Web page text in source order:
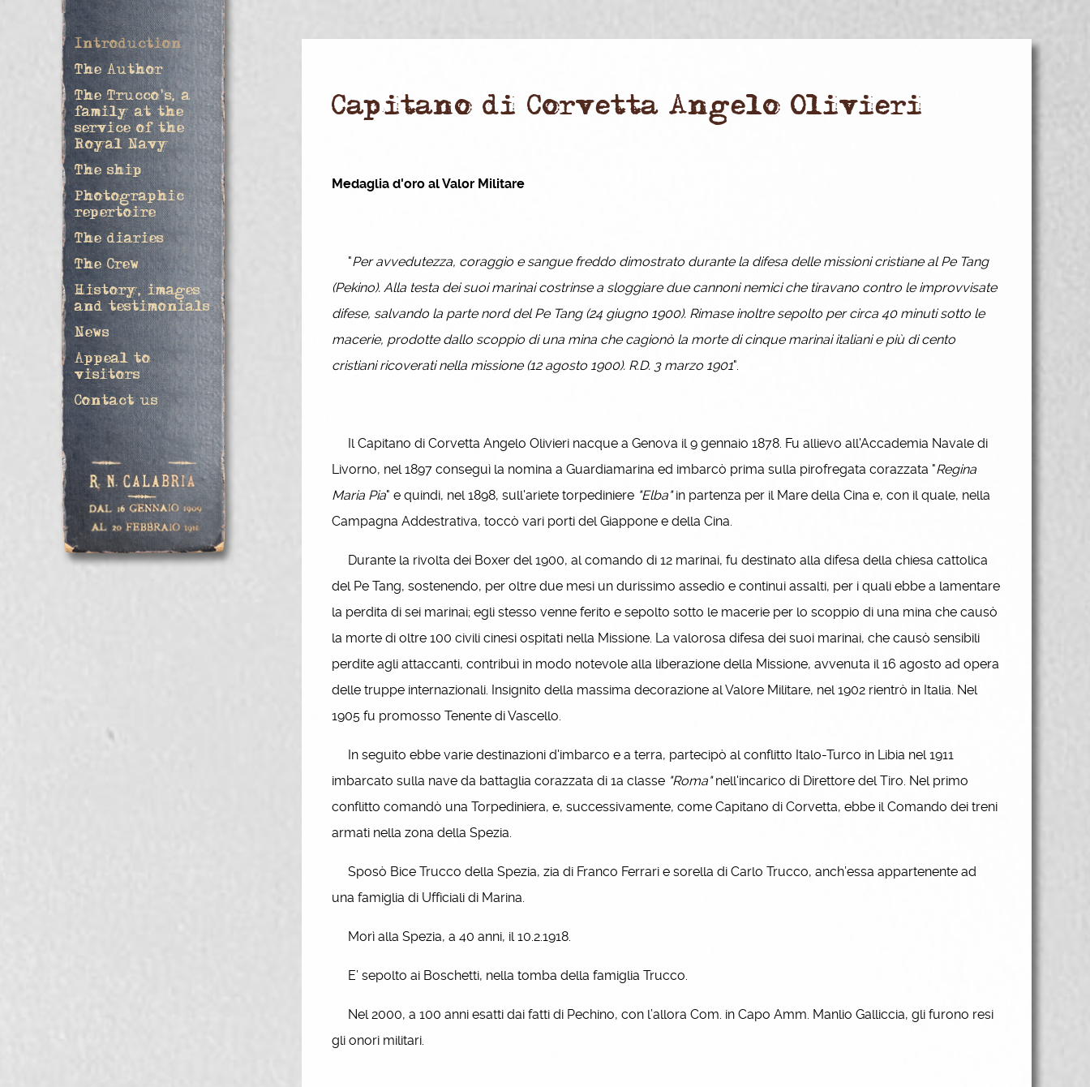
Introduction
The Author
The Trucco's, a
family at the
service of the
Royal Navy
The ship
Photographic
repertoire
The diaries
The Crew
History, images
and testimonials
News
Appeal to
visitors
Contact us
Capitano di Corvetta Angelo Olivieri
Medaglia d'oro al Valor Militare
"Per avvedutezza, coraggio e sangue freddo dimostrato durante la difesa delle missioni cristiane al Pe Tang
(Pekino). Alla testa dei suoi marinai costrinse a sloggiare due cannoni nemici che tiravano contro le improvvisate
difese, salvando la parte nord del Pe Tang (24 giugno 1900). Rimase inoltre sepolto per circa 40 minuti sotto le
macerie, prodotte dallo scoppio di una mina che cagionò la morte di cinque marinai italiani e più di cento
cristiani ricoverati nella missione (12 agosto 1900). R.D. 3 marzo 1901".
Il Capitano di Corvetta Angelo Olivieri nacque a Genova il 9 gennaio 1878. Fu allievo all'Accademia Navale di
Livorno, nel 1897 conseguì la nomina a Guardiamarina ed imbarcò prima sulla pirofregata corazzata "Regina
Maria Pia" e quindi, nel 1898, sull'ariete torpediniere "Elba"in partenza per il Mare della Cina e, con il quale, nella
Campagna Addestrativa, toccò vari porti del Giappone e della Cina.
Durante la rivolta dei Boxer del 1900, al comando di 12 marinai, fu destinato alla difesa della chiesa cattolica
del Pe Tang, sostenendo, per oltre due mesi un durissimo assedio e continui assalti, per i quali ebbe a lamentare
la perdita di sei marinai; egli stesso venne ferito e sepolto sotto le macerie per lo scoppio di una mina che causò
la morte di oltre 100 civili cinesi ospitati nella Missione. La valorosa difesa dei suoi marinai, che causò sensibili
perdite agli attaccanti, contribuì in modo notevole alla liberazione della Missione, avvenuta il 16 agosto ad opera
delle truppe internazionali. Insignito della massima decorazione al Valore Militare, nel 1902 rientrò in Italia. Nel
1905 fu promosso Tenente di Vascello.
In seguito ebbe varie destinazioni d'imbarco e a terra, partecipò al conflitto Italo-Turco in Libia nel 1911
imbarcato sulla nave da battaglia corazzata di 1a classe "Roma"nell'incarico di Direttore del Tiro. Nel primo
conflitto comandò una Torpediniera, e, successivamente, come Capitano di Corvetta, ebbe il Comando dei treni
armati nella zona della Spezia.
Sposò Bice Trucco della Spezia, zia di Franco Ferrari e sorella di Carlo Trucco, anch’essa appartenente ad
una famiglia di Ufficiali di Marina.
Morì alla Spezia, a 40 anni, il 10.2.1918.
E’ sepolto ai Boschetti, nella tomba della famiglia Trucco.
Nel 2000, a 100 anni esatti dai fatti di Pechino, con l’allora Com. in Capo Amm. Manlio Galliccia, gli furono resi
gli onori militari.